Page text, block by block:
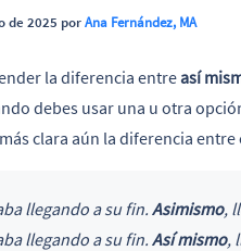
de 2025 porAna Fernández, MA
la diferencia entreasí
debes usar una u otra
clara aún la diferencia entre
llegando a su fin. Asimismo,
llegando a su fin. Así mismo,